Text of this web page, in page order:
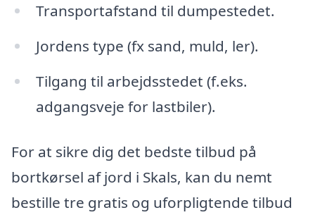
Transportafstand til dumpestedet.
Jordens type (fx sand, muld, ler).
Tilgang til arbejdsstedet (f.eks.
adgangsveje for lastbiler).
For at sikre dig det bedste tilbud på
bortkørsel af jord i Skals, kan du nemt
bestille tre gratis og uforpligtende tilbud